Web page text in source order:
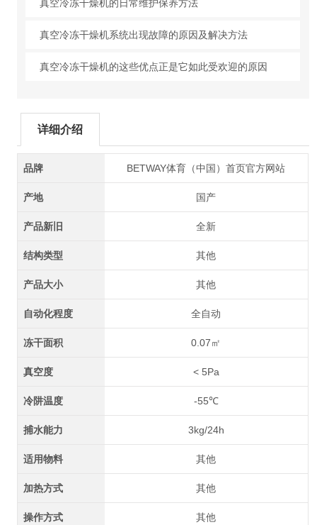
真空冷冻干燥机的日常维护保养方法
真空冷冻干燥机系统出现故障的原因及解决方法
真空冷冻干燥机的这些优点正是它如此受欢迎的原因
详细介绍
品牌 BETWAY体育（中国）首页官方网站
产地 国产
产品新旧 全新
结构类型 其他
产品大小 其他
自动化程度 全自动
冻干面积 0.07㎡
真空度 < 5Pa
冷阱温度 -55℃
捕水能力 3kg/24h
适用物料 其他
加热方式 其他
操作方式 其他